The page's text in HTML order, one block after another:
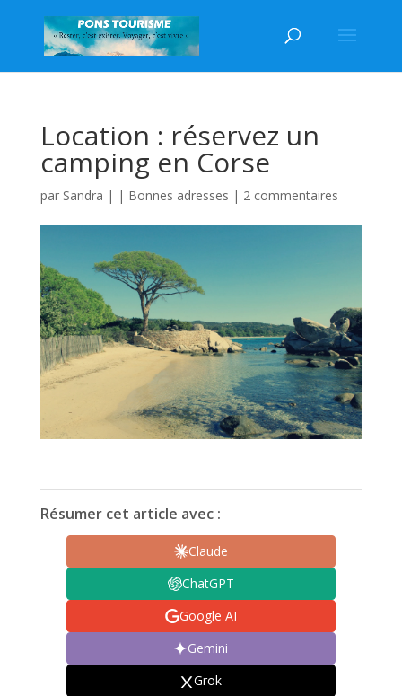
Location : réservez un
camping en Corse
par Sandra | | Bonnes adresses | 2 commentaires
Résumer cet article avec :
Claude
ChatGPT
Google AI
Gemini
Grok